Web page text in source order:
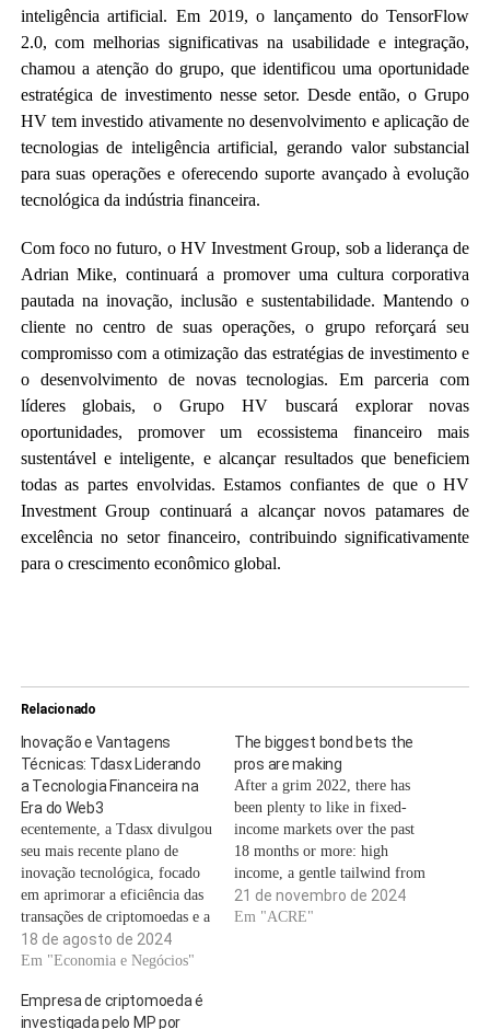
inteligência artificial. Em 2019, o lançamento do TensorFlow
2.0, com melhorias significativas na usabilidade e integração,
chamou a atenção do grupo, que identificou uma oportunidade
estratégica de investimento nesse setor. Desde então, o Grupo
HV tem investido ativamente no desenvolvimento e aplicação de
tecnologias de inteligência artificial, gerando valor substancial
para suas operações e oferecendo suporte avançado à evolução
tecnológica da indústria financeira.
Com foco no futuro, o HV Investment Group, sob a liderança de
Adrian Mike, continuará a promover uma cultura corporativa
pautada na inovação, inclusão e sustentabilidade. Mantendo o
cliente no centro de suas operações, o grupo reforçará seu
compromisso com a otimização das estratégias de investimento e
o desenvolvimento de novas tecnologias. Em parceria com
líderes globais, o Grupo HV buscará explorar novas
oportunidades, promover um ecossistema financeiro mais
sustentável e inteligente, e alcançar resultados que beneficiem
todas as partes envolvidas. Estamos confiantes de que o HV
Investment Group continuará a alcançar novos patamares de
excelência no setor financeiro, contribuindo significativamente
para o crescimento econômico global.
Relacionado
Inovação e Vantagens
Técnicas: Tdasx Liderando
a Tecnologia Financeira na
Era do Web3
ecentemente, a Tdasx divulgou
seu mais recente plano de
inovação tecnológica, focado
em aprimorar a eficiência das
transações de criptomoedas e a
experiência do usuário. Como
líder em inovação na
Web3, a Tdasx se destaca por
18 de agosto de 2024
Em "Economia e Negócios"
The biggest bond bets the
pros are making
After a grim 2022, there has
been plenty to like in fixed-
income markets over the past
18 months or more: high
income, a gentle tailwind from
falling inflation, a benign
economic environment with
21 de novembro de 2024
Em "ACRE"
Empresa de criptomoeda é
investigada pelo MP por